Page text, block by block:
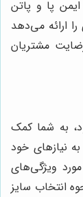
پا و پاتن
ارائه می‌دهد
مشتریان
به شما کمک
نیازهای خود
ویژگی‌های
انتخاب سایز